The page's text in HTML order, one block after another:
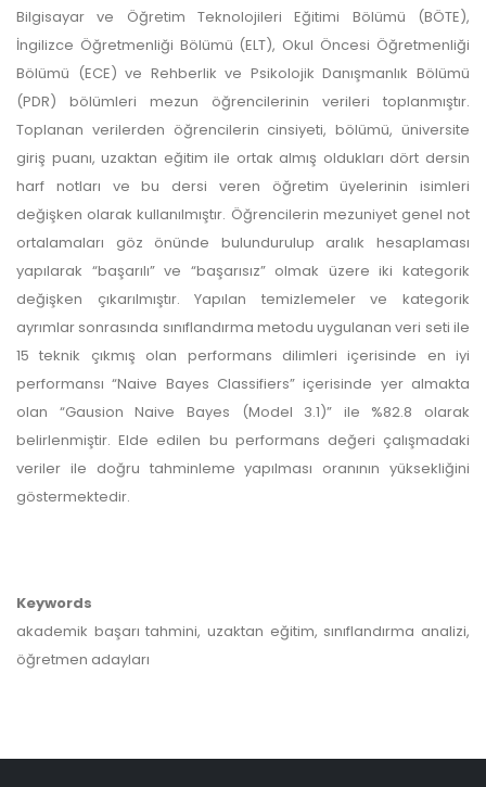
Bilgisayar ve Öğretim Teknolojileri Eğitimi Bölümü (BÖTE),
İngilizce Öğretmenliği Bölümü (ELT), Okul Öncesi Öğretmenliği
Bölümü (ECE) ve Rehberlik ve Psikolojik Danışmanlık Bölümü
(PDR) bölümleri mezun öğrencilerinin verileri toplanmıştır.
Toplanan verilerden öğrencilerin cinsiyeti, bölümü, üniversite
giriş puanı, uzaktan eğitim ile ortak almış oldukları dört dersin
harf notları ve bu dersi veren öğretim üyelerinin isimleri
değişken olarak kullanılmıştır. Öğrencilerin mezuniyet genel not
ortalamaları göz önünde bulundurulup aralık hesaplaması
yapılarak “başarılı” ve “başarısız” olmak üzere iki kategorik
değişken çıkarılmıştır. Yapılan temizlemeler ve kategorik
ayrımlar sonrasında sınıflandırma metodu uygulanan veri seti ile
15 teknik çıkmış olan performans dilimleri içerisinde en iyi
performansı “Naive Bayes Classifiers” içerisinde yer almakta
olan “Gausion Naive Bayes (Model 3.1)” ile %82.8 olarak
belirlenmiştir. Elde edilen bu performans değeri çalışmadaki
veriler ile doğru tahminleme yapılması oranının yüksekliğini
göstermektedir.
Keywords
akademik başarı tahmini, uzaktan eğitim, sınıflandırma analizi,
öğretmen adayları